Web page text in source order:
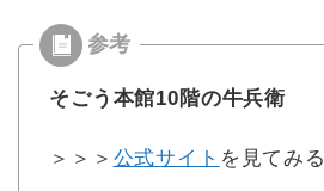
そごう本館10階の牛兵衛
＞＞＞ 公式サイト を見てみる